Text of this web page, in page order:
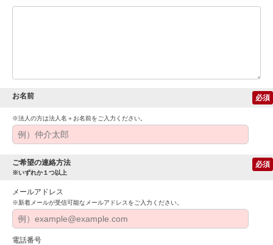
お名前 必須
※法人の方は法人名＋お名前をご入力ください。
ご希望の連絡方法 必須
※いずれか１つ以上
メールアドレス
※新着メールが受信可能なメールアドレスをご入力ください。
電話番号